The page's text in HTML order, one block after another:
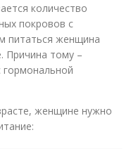
количество
покровов с
питаться женщина
Причина тому –
женщине нужно